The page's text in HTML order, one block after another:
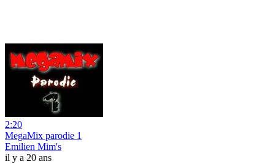
2:20
MegaMix parodie 1
Emilien Mim's
il y a 20 ans